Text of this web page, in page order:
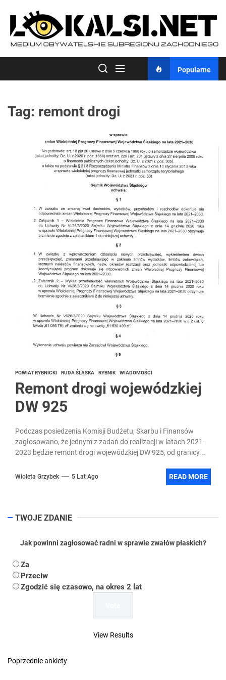
content
Popularne
Tag: remont drogi
POWIAT RYBNICKI RUDA ŚLĄSKA RYBNIK WIADOMOŚCI
Remont drogi wojewódzkiej
DW 925
Podczas posiedzenia Komisji Budżetu, Skarbu i Finansów
zagłosowano, że jednym z zadań do realizacji w latach 2021-
2023 będzie remont drogi wojewódzkiej DW 925, od granicy...
Wioleta Grzybek 5 Lat Ago READ MORE
TWOJE ZDANIE
Jak powinni zagłosować radni w sprawie zwałów płaskich?
Za
Przeciw
Zgodzić się czasowo, na okres 2 lat
View Results
Poprzednie ankiety